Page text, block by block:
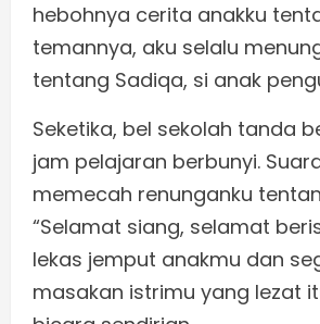
hebohnya cerita anakku
temannya, aku selalu
tentang Sadiqa, si anak
Seketika, bel sekolah tanda
jam pelajaran berbunyi.
memecah renunganku
“Selamat siang, selamat
lekas jemput anakmu dan
masakan istrimu yang lezat